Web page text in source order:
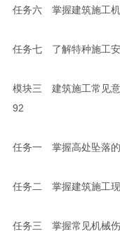
任务六 掌握建筑施
任务七 了解特种施
模块三 建筑施工
92
任务一 掌握高处坠
任务二 掌握建筑施工
任务三 掌握常见机